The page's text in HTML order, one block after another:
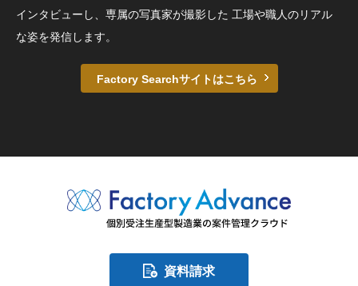
インタビューし、専属の写真家が撮影した 工場や職人のリアル
な姿を発信します。
Factory Searchサイトはこちら
資料請求